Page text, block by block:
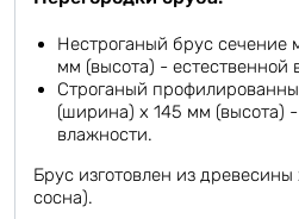
Нестроганый брус
мм (высота) - естественной
Строганый
(ширина) х 145 мм (высота) -
влажности.
Брус изготовлен из
сосна).